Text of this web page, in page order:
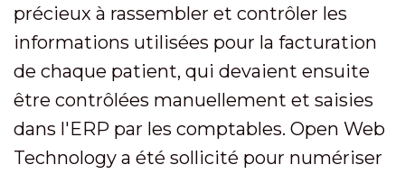
précieux à rassembler et contrôler les
informations utilisées pour la facturation
de chaque patient, qui devaient ensuite
être contrôlées manuellement et saisies
dans l'ERP par les comptables. Open Web
Technology a été sollicité pour numériser